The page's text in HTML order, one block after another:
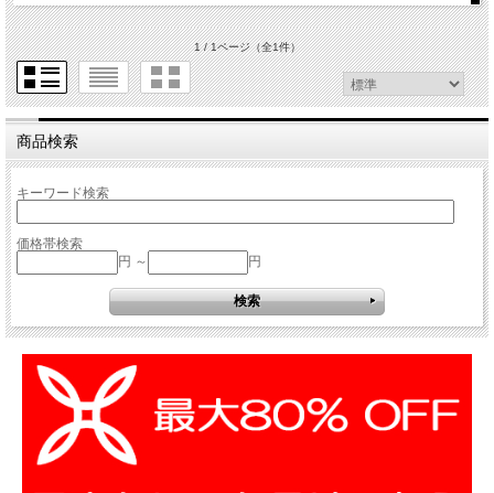
1 / 1ページ（全1件）
商品検索
キーワード検索
価格帯検索
円 ～
円